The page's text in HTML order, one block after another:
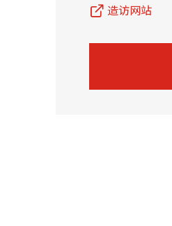
香港家族办公室
造访网站